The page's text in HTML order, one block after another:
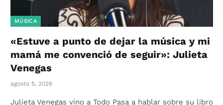
MÚSICA
«Estuve a punto de dejar la música y mi
mamá me convenció de seguir»: Julieta
Venegas
agosto 5, 2026
Julieta Venegas vino a Todo Pasa a hablar sobre su libro